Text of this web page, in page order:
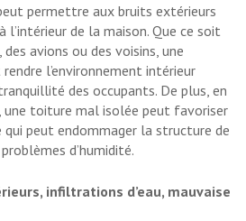
permettre aux bruits extérieurs
de la maison. Que ce soit
avions ou des voisins, une
l’environnement intérieur
des occupants. De plus, en
une toiture mal isolée peut favoriser
qui peut endommager la structure de
d’humidité.
infiltrations d’eau, mauvaise